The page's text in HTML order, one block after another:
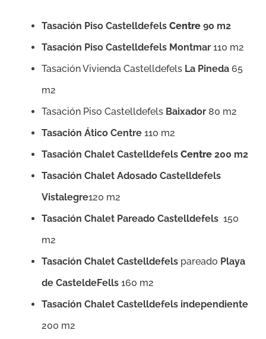
Tasación Piso Castelldefels Centre 90 m2
Tasación Piso Castelldefels Montmar 110 m2
Tasación Vivienda Castelldefels La Pineda 65
m2
Tasación Piso Castelldefels Baixador 80 m2
Tasación Ático Centre 110 m2
Tasación Chalet Castelldefels Centre 200 m2
Tasación Chalet Adosado Castelldefels
Vistalegre120 m2
Tasación Chalet Pareado Castelldefels 150
m2
Tasación Chalet Castelldefels pareado Playa
de CasteldeFells 160 m2
Tasación Chalet Castelldefels independiente
200 m2